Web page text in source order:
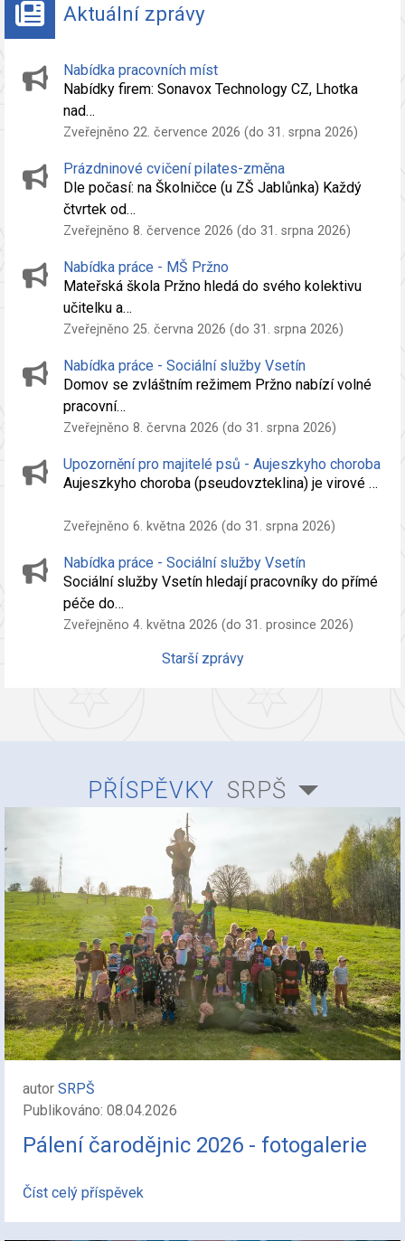
Aktuální zprávy
Nabídka pracovních míst
Nabídky firem: Sonavox Technology CZ, Lhotka
nad…
Zveřejněno 22. července 2026 (do 31. srpna 2026)
Prázdninové cvičení pilates-změna
Dle počasí: na Školničce (u ZŠ Jablůnka) Každý
čtvrtek od…
Zveřejněno 8. července 2026 (do 31. srpna 2026)
Nabídka práce - MŠ Pržno
Mateřská škola Pržno hledá do svého kolektivu
učitelku a…
Zveřejněno 25. června 2026 (do 31. srpna 2026)
Nabídka práce - Sociální služby Vsetín
Domov se zvláštním režimem Pržno nabízí volné
pracovní…
Zveřejněno 8. června 2026 (do 31. srpna 2026)
Upozornění pro majitelé psů - Aujeszkyho choroba
Aujeszkyho choroba (pseudovzteklina) je virové …
Zveřejněno 6. května 2026 (do 31. srpna 2026)
Nabídka práce - Sociální služby Vsetín
Sociální služby Vsetín hledají pracovníky do přímé
péče do…
Zveřejněno 4. května 2026 (do 31. prosince 2026)
Starší zprávy
PŘÍSPĚVKY SRPŠ
autor SRPŠ
Publikováno: 08.04.2026
Pálení čarodějnic 2026 - fotogalerie
Číst celý příspěvek